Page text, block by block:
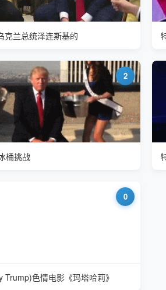
克兰总统泽连斯基的
2
桶挑战
0
Trump)色情电影《玛塔哈莉》